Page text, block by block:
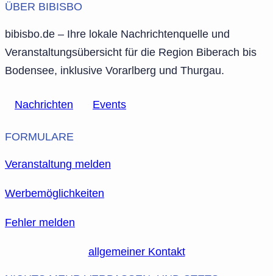
ÜBER BIBISBO
bibisbo.de – Ihre lokale Nachrichtenquelle und
Veranstaltungsübersicht für die Region Biberach bis
Bodensee, inklusive Vorarlberg und Thurgau.
Nachrichten Events
FORMULARE
Veranstaltung melden
Werbemöglichkeiten
Fehler melden
allgemeiner Kontakt